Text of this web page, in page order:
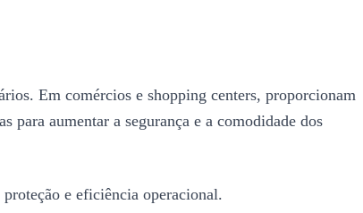
Em comércios e shopping centers, proporcionam
para aumentar a segurança e a comodidade dos
e eficiência operacional.